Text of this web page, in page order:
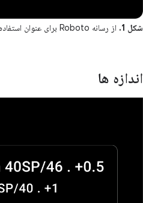
شکل 1. از رسانه Roboto برای عنوان استفاده کنید. از Roboto regular برای بدن استفاده کنید.
اندازه ها